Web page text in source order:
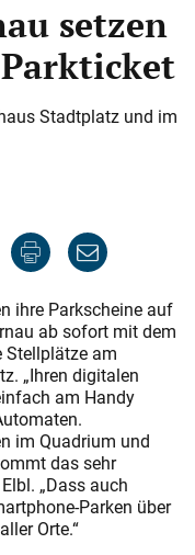
setzen
Stadtplatz und im
ihre Parkscheine auf
ab sofort mit dem
Stellplätze am
„Ihren digitalen
am Handy
im Quadrium und
das sehr
„Dass auch
Parken über
Orte.“